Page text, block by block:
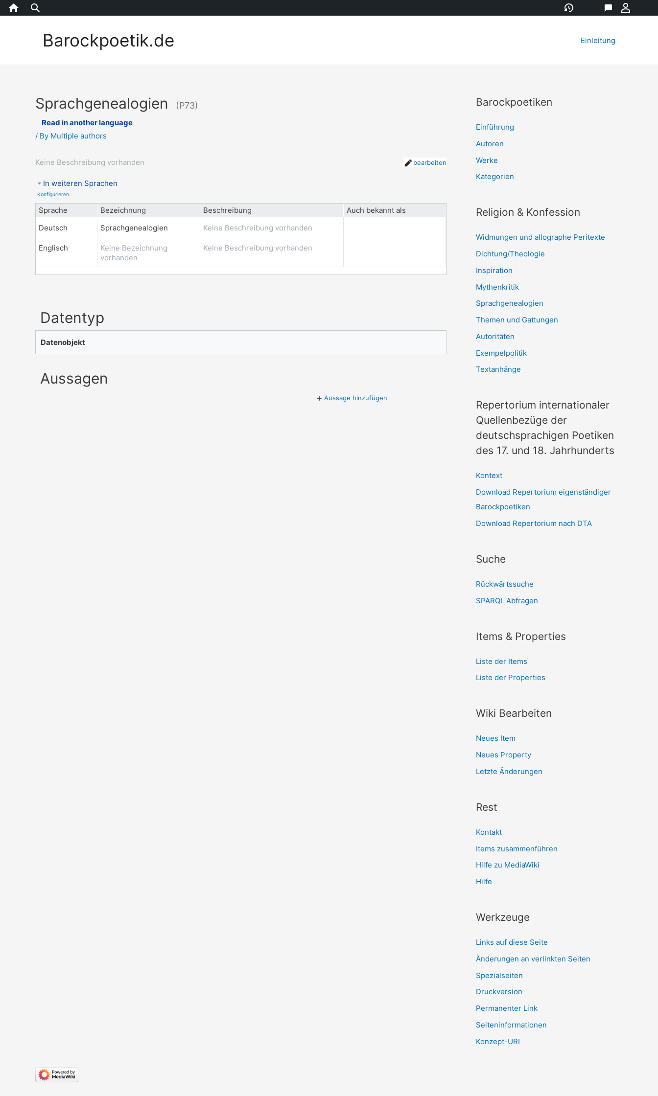
Home Versionsgeschichte
Diskussion
Barockpoetik.de Einleitung
Sprachgenealogien (P73)
Read in another language
/ By Multiple authors
Keine Beschreibung vorhanden bearbeiten
In weiteren Sprachen
Konfigurieren
Sprache Bezeichnung Beschreibung
Auch bekannt als
Deutsch
Sprachgenealogien Keine Beschreibung vorhanden
Englisch
Keine Bezeichnung
vorhanden
Keine Beschreibung vorhanden
Datentyp
Datenobjekt
Aussagen
Aussage hinzufügen
Barockpoetiken
Einführung
Autoren
Werke
Kategorien
Religion & Konfession
Widmungen und allographe Peritexte
Dichtung/Theologie
Inspiration
Mythenkritik
Sprachgenealogien
Themen und Gattungen
Autoritäten
Exempelpolitik
Textanhänge
Repertorium internationaler
Quellenbezüge der
deutschsprachigen Poetiken
des 17. und 18. Jahrhunderts
Kontext
Download Repertorium eigenständiger
Barockpoetiken
Download Repertorium nach DTA
Suche
Rückwärtssuche
SPARQL Abfragen
Items & Properties
Liste der Items
Liste der Properties
Wiki Bearbeiten
Neues Item
Neues Property
Letzte Änderungen
Rest
Kontakt
Items zusammenführen
Hilfe zu MediaWiki
Hilfe
Werkzeuge
Links auf diese Seite
Änderungen an verlinkten Seiten
Spezialseiten
Druckversion
Permanenter Link
Seiten­­informationen
Konzept-URI